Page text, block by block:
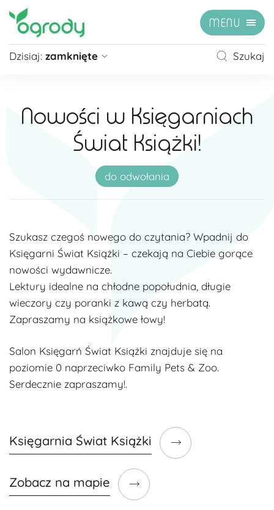
MENU
Dzisiaj: zamknięte
Niedziela
zamknięte
Niedziela handlowa
10:00 - 20:00
zobacz więcej »
Szukaj
Nowości w Księgarniach
Świat Książki!
do odwołania
Szukasz czegoś nowego do czytania? Wpadnij do
Księgarni Świat Książki – czekają na Ciebie gorące
nowości wydawnicze.
Lektury idealne na chłodne popołudnia, długie
wieczory czy poranki z kawą czy herbatą.
Zapraszamy na książkowe łowy!
Salon Księgarń Świat Książki znajduje się na
poziomie 0 naprzeciwko Family Pets & Zoo.
Serdecznie zapraszamy!.
Księgarnia Świat Książki
Zobacz na mapie